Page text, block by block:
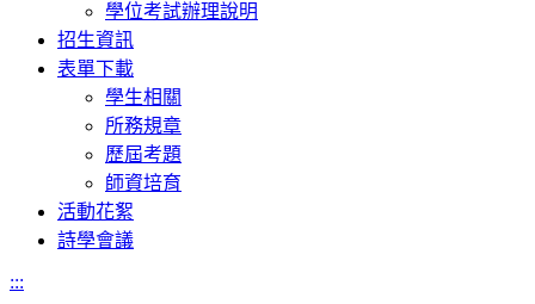
學位考試辦理說明
招生資訊
表單下載
學生相關
所務規章
歷屆考題
師資培育
活動花絮
詩學會議
:::